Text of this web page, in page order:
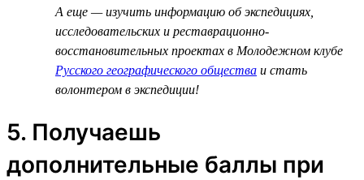
А еще — изучить информацию об экспедициях,
исследовательских и реставрационно-
восстановительных проектах в Молодежном клубе
Русского географического общества и стать
волонтером в экспедиции!
5. Получаешь
дополнительные баллы при